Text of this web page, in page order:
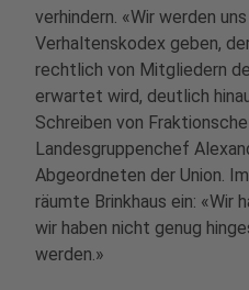
verhindern. «Wir werden
Verhaltenskodex geben,
rechtlich von Mitgliedern
erwartet wird, deutlich
Schreiben von
Landesgruppenchef
Abgeordneten der Union.
räumte Brinkhaus ein: «Wir
wir haben nicht genug
werden.»